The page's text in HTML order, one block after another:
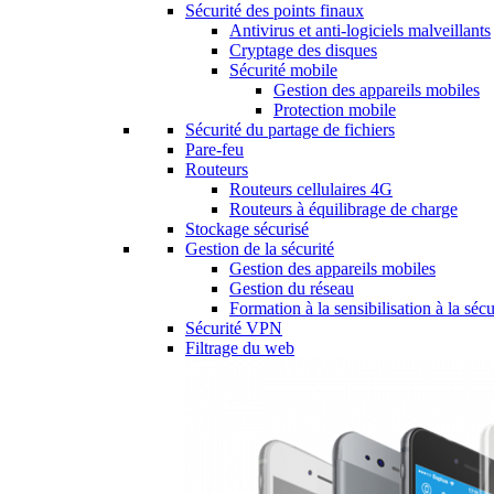
Sécurité des points finaux
Antivirus et anti-logiciels malveillants
Cryptage des disques
Sécurité mobile
Gestion des appareils mobiles
Protection mobile
Sécurité du partage de fichiers
Pare-feu
Routeurs
Routeurs cellulaires 4G
Routeurs à équilibrage de charge
Stockage sécurisé
Gestion de la sécurité
Gestion des appareils mobiles
Gestion du réseau
Formation à la sensibilisation à la
Sécurité VPN
Filtrage du web